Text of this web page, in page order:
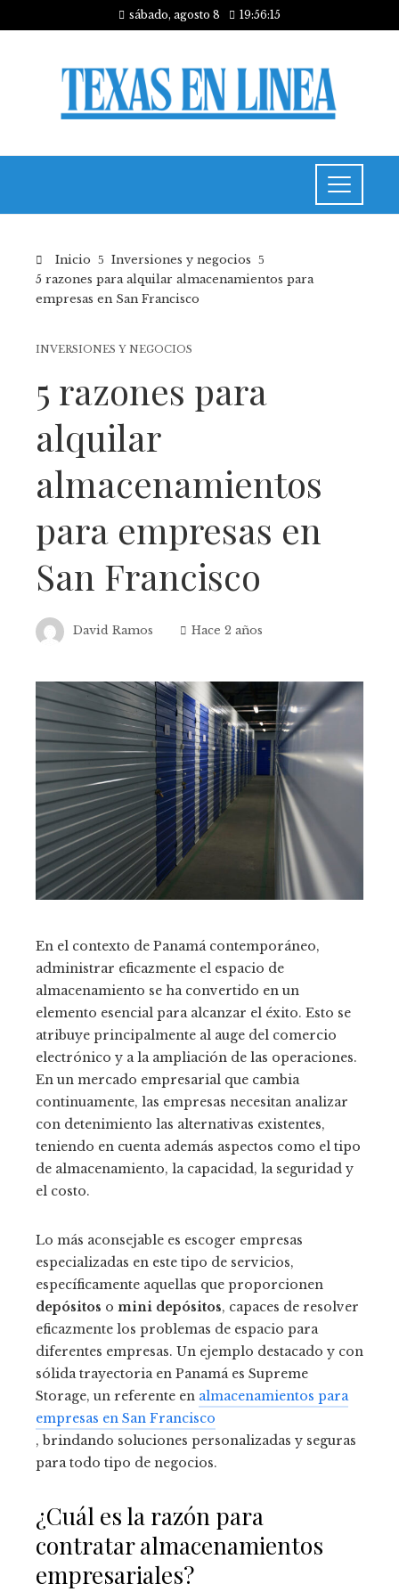
sábado, agosto 8 19:56:15
Inicio
Inversiones y negocios
5 razones para alquilar almacenamientos para
empresas en San Francisco
INVERSIONES Y NEGOCIOS
5 razones para
alquilar
almacenamientos
para empresas en
San Francisco
David Ramos Hace 2 años
En el contexto de Panamá contemporáneo,
administrar eficazmente el espacio de
almacenamiento se ha convertido en un
elemento esencial para alcanzar el éxito. Esto se
atribuye principalmente al auge del comercio
electrónico y a la ampliación de las operaciones.
En un mercado empresarial que cambia
continuamente, las empresas necesitan analizar
con detenimiento las alternativas existentes,
teniendo en cuenta además aspectos como el tipo
de almacenamiento, la capacidad, la seguridad y
el costo.
Lo más aconsejable es escoger empresas
especializadas en este tipo de servicios,
específicamente aquellas que proporcionen
depósitos o mini depósitos, capaces de resolver
eficazmente los problemas de espacio para
diferentes empresas. Un ejemplo destacado y con
sólida trayectoria en Panamá es Supreme
Storage, un referente en almacenamientos para
empresas en San Francisco
, brindando soluciones personalizadas y seguras
para todo tipo de negocios.
¿Cuál es la razón para
contratar almacenamientos
empresariales?